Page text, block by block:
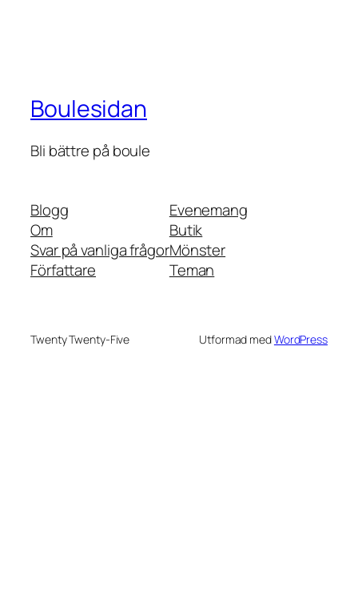
Boulesidan
Bli bättre på boule
Blogg
Om
Svar på vanliga frågor
Författare
Evenemang
Butik
Mönster
Teman
Twenty Twenty-Five Utformad medWordPress